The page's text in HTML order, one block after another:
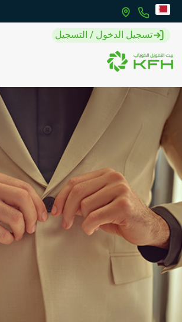
تسجيل الدخول / التسجيل